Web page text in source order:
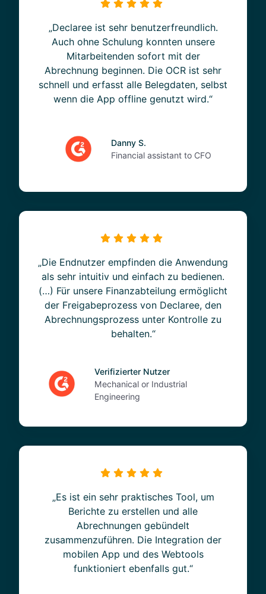
„Declaree ist sehr benutzerfreundlich.
Auch ohne Schulung konnten unsere
Mitarbeitenden sofort mit der
Abrechnung beginnen. Die OCR ist sehr
schnell und erfasst alle Belegdaten, selbst
wenn die App offline genutzt wird.“
Danny S.
Financial assistant to CFO
„Die Endnutzer empfinden die Anwendung
als sehr intuitiv und einfach zu bedienen.
(…) Für unsere Finanzabteilung ermöglicht
der Freigabeprozess von Declaree, den
Abrechnungsprozess unter Kontrolle zu
behalten.“
Verifizierter Nutzer
Mechanical or Industrial
Engineering
„Es ist ein sehr praktisches Tool, um
Berichte zu erstellen und alle
Abrechnungen gebündelt
zusammenzuführen. Die Integration der
mobilen App und des Webtools
funktioniert ebenfalls gut.“